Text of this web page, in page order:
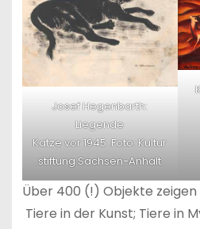
Josef Hegenbarth:
Liegende
Katze vor 1945 .Foto: Kultur
stiftung Sachsen-Anhalt
Über 400 (!) Objekte zeigen
Tiere in der Kunst; Tiere in